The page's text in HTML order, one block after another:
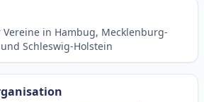
in Hambug, Mecklenburg-
Schleswig-Holstein